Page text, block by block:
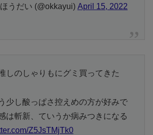
うだい (@okkayui) April 15, 2022
しのしゃりもにグミ買ってきた
少し酸っぱさ控えめの方が好みで
は斬新、ていうか病みつきになる
Z5JsTMjTk0